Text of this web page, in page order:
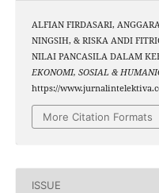
ALFIAN FIRDASARI,
NINGSIH, & RISKA ANDI
NILAI PANCASILA DALAM
EKONOMI, SOSIAL &
https://
More Citation Formats
ISSUE